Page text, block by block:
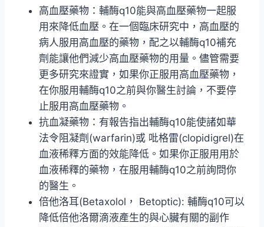
高血壓藥物：輔酶q10能與高血壓藥物一起服
用來降低血壓。在一個臨床研究中，高血壓的
病人服用高血壓的藥物，配之以輔酶q10補充
劑能讓他們減少高血壓藥物的用量。儘管需要
更多研究來證實，如果你正服用高血壓藥物，
在你服用輔酶q10之前與你醫生討論，不要停
止服用高血壓藥物。
抗血凝藥物：有報告指出輔酶q10能使諸如華
法令阻凝劑(warfarin)或 吡格雷(clopidigrel)在
血液稀釋方面的效能降低。如果你正服用用於
血液稀釋的藥物，在服用輔酶q10之前詢問你
的醫生。
倍他洛耳(Betaxolol， Betoptic): 輔酶q10可以
降低倍他洛爾滴液產生的與心臟有關的副作